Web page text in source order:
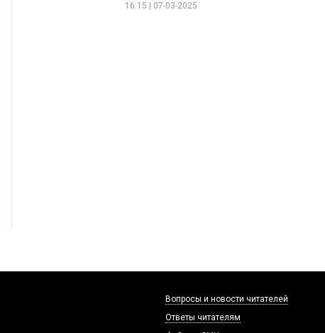
16:15 | 07-03-2025
Вопросы и новости читателей
Ответы читателям